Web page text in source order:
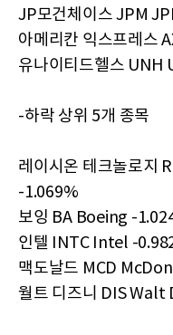
JP모건체이스 JPM
아메리칸 익스프레스
유나이티드헬스
-하락 상위 5개 종목
레이시온 테크놀로지
-1.069%
보잉 BA Boeing -
인텔 INTC Intel -
맥도날드 MCD
월트 디즈니 DIS Walt